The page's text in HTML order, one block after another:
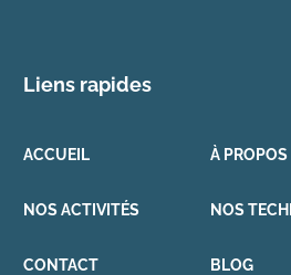
Liens rapides
ACCUEIL À PROPOS
NOS ACTIVITÉS NOS
CONTACT BLOG